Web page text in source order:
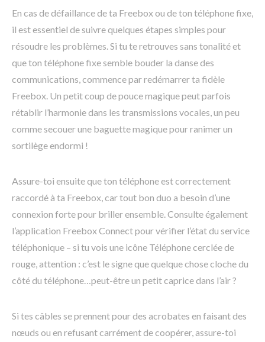
En cas de défaillance de ta Freebox ou de ton téléphone fixe,
il est essentiel de suivre quelques étapes simples pour
résoudre les problèmes. Si tu te retrouves sans tonalité et
que ton téléphone fixe semble bouder la danse des
communications, commence par redémarrer ta fidèle
Freebox. Un petit coup de pouce magique peut parfois
rétablir l’harmonie dans les transmissions vocales, un peu
comme secouer une baguette magique pour ranimer un
sortilège endormi !
Assure-toi ensuite que ton téléphone est correctement
raccordé à ta Freebox, car tout bon duo a besoin d’une
connexion forte pour briller ensemble. Consulte également
l’application Freebox Connect pour vérifier l’état du service
téléphonique – si tu vois une icône Téléphone cerclée de
rouge, attention : c’est le signe que quelque chose cloche du
côté du téléphone…peut-être un petit caprice dans l’air ?
Si tes câbles se prennent pour des acrobates en faisant des
nœuds ou en refusant carrément de coopérer, assure-toi